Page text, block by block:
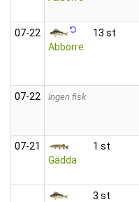
07‑22
Abborre
13 st
07‑22 Ingen fisk
07‑21
Gädda
1 st
3 st